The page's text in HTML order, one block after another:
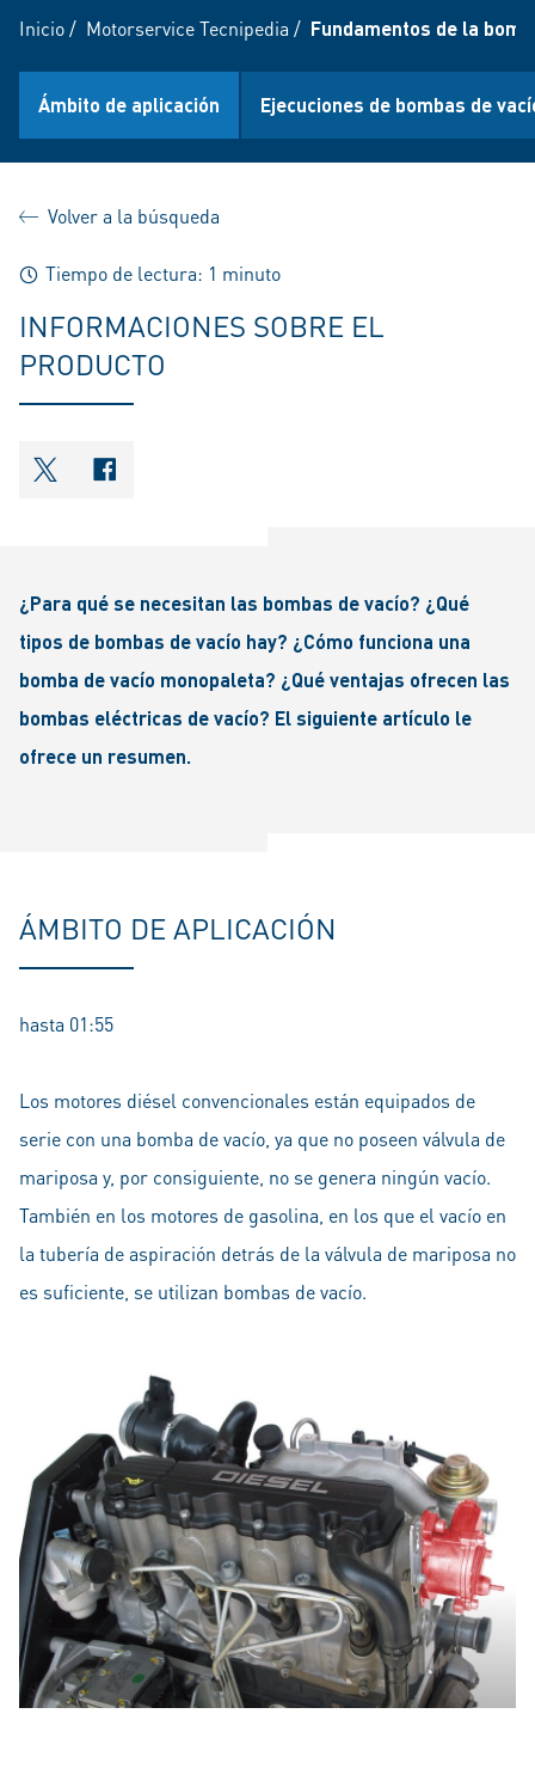
Inicio/ Motorservice Tecnipedia / Fundamentos de la
Ámbito de aplicación Ejecuciones de bombas de
Volver a la búsqueda
Tiempo de lectura: 1 minuto
INFORMACIONES SOBRE EL
PRODUCTO
shareOntwitter
shareOnfacebook
¿Para qué se necesitan las bombas de vacío? ¿Qué
tipos de bombas de vacío hay? ¿Cómo funciona una
bomba de vacío monopaleta? ¿Qué ventajas ofrecen las
bombas eléctricas de vacío? El siguiente artículo le
ofrece un resumen.
ÁMBITO DE APLICACIÓN
hasta 01:55
Los motores diésel convencionales están equipados de
serie con una bomba de vacío, ya que no poseen válvula de
mariposa y, por consiguiente, no se genera ningún vacío.
También en los motores de gasolina, en los que el vacío en
la tubería de aspiración detrás de la válvula de mariposa no
es suficiente, se utilizan bombas de vacío.